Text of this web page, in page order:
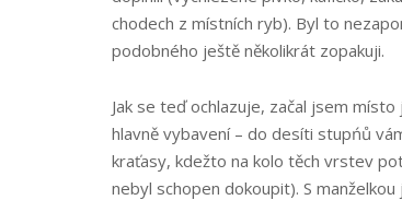
chodech z místních ryb). Byl to
podobného ještě několikrát zopakuji.
Jak se teď ochlazuje, začal jsem místo
hlavně vybavení – do desíti stupńů
kraťasy, kdežto na kolo těch vrstev
nebyl schopen dokoupit). S